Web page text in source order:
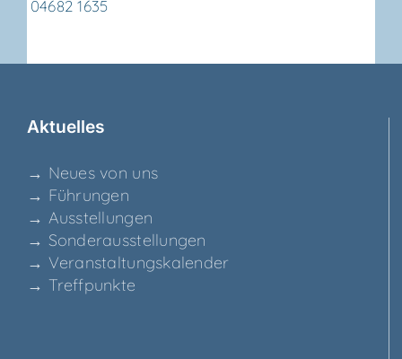
04682 1635
Aktu­el­les
→ Neu­es von uns
→ Füh­run­gen
→ Aus­stel­lun­gen
→ Son­der­aus­stel­lun­gen
→ Ver­an­stal­tungs­ka­len­der
→ Treff­punk­te